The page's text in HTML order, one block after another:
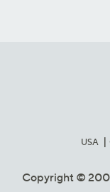
USA
Copyright ©